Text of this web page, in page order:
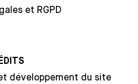
et RGPD
développement du site